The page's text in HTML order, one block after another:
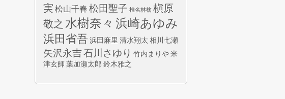
実 松山千春 松田聖子 椎名林檎 槇原
敬之 水樹奈々 浜崎あゆみ
浜田省吾 浜田麻里 清水翔太 相川七瀬
矢沢永吉石川さゆり 竹内まりや米
津玄師 葉加瀬太郎 鈴木雅之